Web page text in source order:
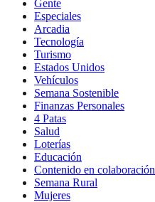
Gente
Especiales
Arcadia
Tecnología
Turismo
Estados Unidos
Vehículos
Semana Sostenible
Finanzas Personales
4 Patas
Salud
Loterías
Educación
Contenido en colaboración
Semana Rural
Mujeres